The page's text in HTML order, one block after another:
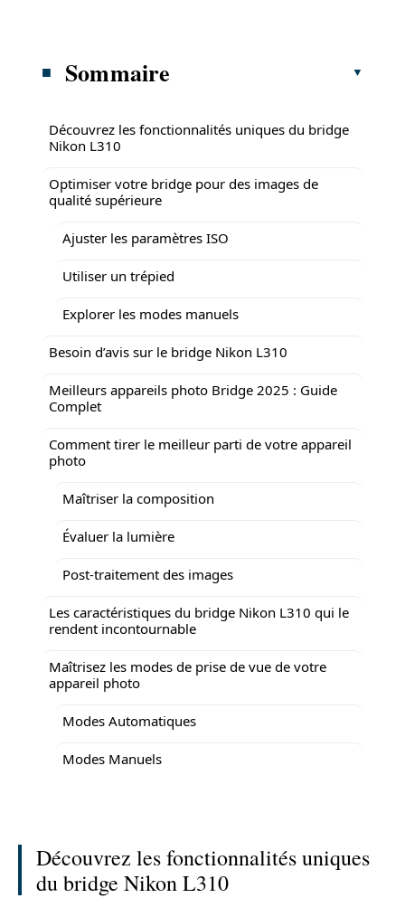
Sommaire
Découvrez les fonctionnalités uniques du bridge
Nikon L310
Optimiser votre bridge pour des images de
qualité supérieure
Ajuster les paramètres ISO
Utiliser un trépied
Explorer les modes manuels
Besoin d’avis sur le bridge Nikon L310
Meilleurs appareils photo Bridge 2025 : Guide
Complet
Comment tirer le meilleur parti de votre appareil
photo
Maîtriser la composition
Évaluer la lumière
Post-traitement des images
Les caractéristiques du bridge Nikon L310 qui le
rendent incontournable
Maîtrisez les modes de prise de vue de votre
appareil photo
Modes Automatiques
Modes Manuels
Découvrez les fonctionnalités uniques
du bridge Nikon L310